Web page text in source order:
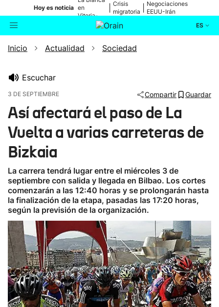
Hoy es noticia en
Vitoria-
Gasteiz
Crisis
migratoria
Negociaciones
EEUU-Irán
ES
Buscador Actualidad
Ikusmiran
Inicio Actualidad Sociedad
Escuchar
3 DE SEPTIEMBRE Compartir Guardar
Así afectará el paso de La
Vuelta a varias carreteras de
Bizkaia
La carrera tendrá lugar entre el miércoles 3 de
septiembre con salida y llegada en Bilbao. Los cortes
comenzarán a las 12:40 horas y se prolongarán hasta
la finalización de la etapa, pasadas las 17:20 horas,
según la previsión de la organización.